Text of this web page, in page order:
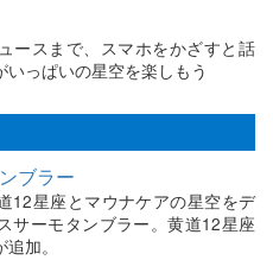
ースまで、スマホをかざすと話
っぱいの星空を楽しもう
ブラー
12星座とマウナケアの星空をデ
サーモタンブラー。黄道12星座
加。